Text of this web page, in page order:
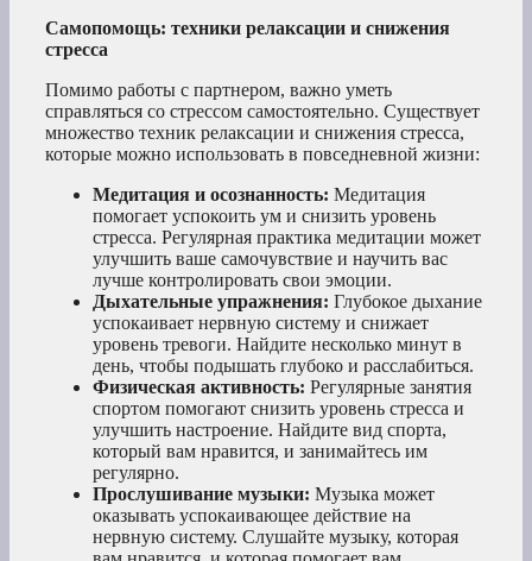
Самопомощь: техники релаксации и снижения
стресса
Помимо работы с партнером, важно уметь
справляться со стрессом самостоятельно. Существует
множество техник релаксации и снижения стресса,
которые можно использовать в повседневной жизни:
Медитация и осознанность: Медитация
помогает успокоить ум и снизить уровень
стресса. Регулярная практика медитации может
улучшить ваше самочувствие и научить вас
лучше контролировать свои эмоции.
Дыхательные упражнения: Глубокое дыхание
успокаивает нервную систему и снижает
уровень тревоги. Найдите несколько минут в
день, чтобы подышать глубоко и расслабиться.
Физическая активность: Регулярные занятия
спортом помогают снизить уровень стресса и
улучшить настроение. Найдите вид спорта,
который вам нравится, и занимайтесь им
регулярно.
Прослушивание музыки: Музыка может
оказывать успокаивающее действие на
нервную систему. Слушайте музыку, которая